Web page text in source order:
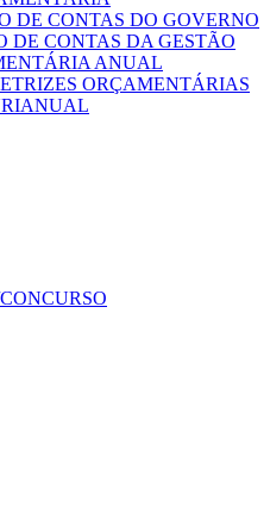
DE CONTAS DO GOVERNO
DE CONTAS DA GESTÃO
ANUAL
ORÇAMENTÁRIAS